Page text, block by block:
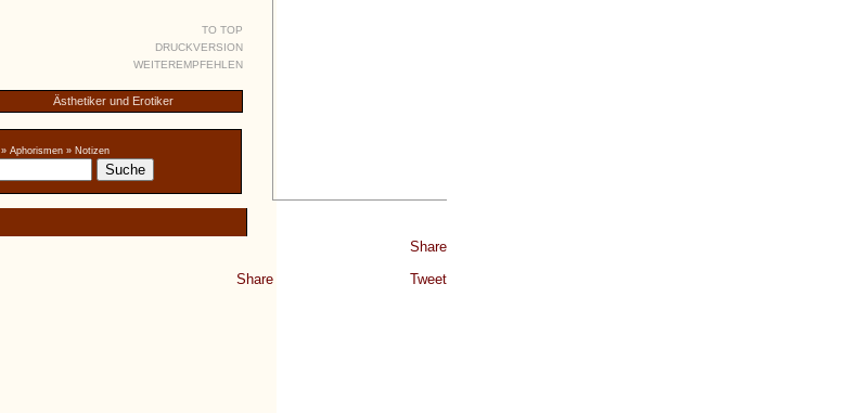
Share
Tweet
TO TOP
DRUCKVERSION
WEITEREMPFEHLEN
Ästhetiker und Erotiker
» Aphorismen » Notizen
Share